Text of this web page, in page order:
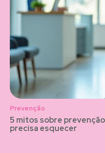
Prevenção
5 mitos sobre
precisa esquecer